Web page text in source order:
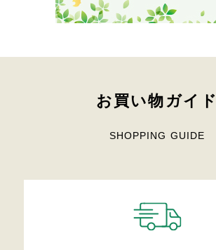
お買い物ガイド
SHOPPING GUIDE